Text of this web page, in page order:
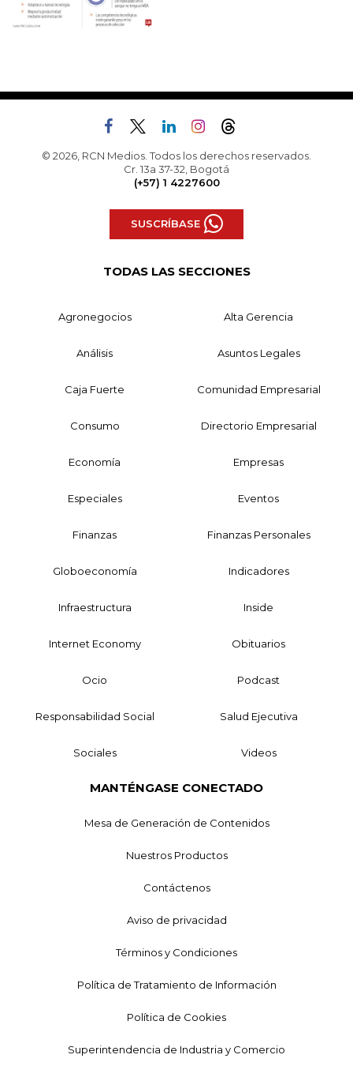
© 2026, RCN Medios. Todos los derechos reservados.
Cr. 13a 37-32, Bogotá
(+57) 1 4227600
SUSCRÍBASE
TODAS LAS SECCIONES
Agronegocios Alta Gerencia
Análisis Asuntos Legales
Caja Fuerte Comunidad Empresarial
Consumo Directorio Empresarial
Economía Empresas
Especiales Eventos
Finanzas Finanzas Personales
Globoeconomía Indicadores
Infraestructura Inside
Internet Economy Obituarios
Ocio Podcast
Responsabilidad Social Salud Ejecutiva
Sociales Videos
MANTÉNGASE CONECTADO
Mesa de Generación de Contenidos
Nuestros Productos
Contáctenos
Aviso de privacidad
Términos y Condiciones
Política de Tratamiento de Información
Política de Cookies
Superintendencia de Industria y Comercio